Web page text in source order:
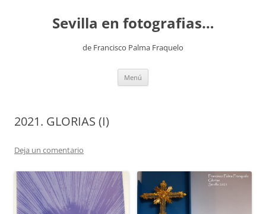
contenidoSevilla en fotografias…
de Francisco Palma Fraquelo
Menú
2021. GLORIAS (I)
Deja un comentario